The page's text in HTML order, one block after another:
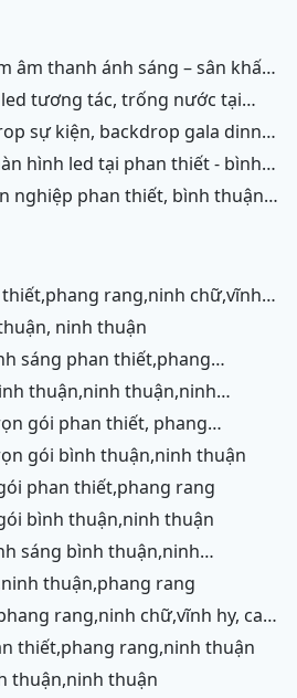
kê gà, phan thiết, ninh thuận
backdrop cánh gà, chữ nổi
chữ nổi hộp đèn led và ốp alu
ninh thuận - ninh chữ - phan
chữ - phang rang
ninh thuận
ranh
gói bình thuận,ninh thuận
phan thiết,phang rang
bình thuận,ninh thuận
rang,cam ranh
thuận,phang rang
thiết,phang rang,ninh thuận
thuận,ninh thuận